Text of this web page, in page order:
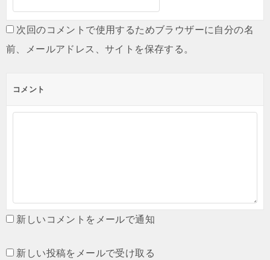
次回のコメントで使用するためブラウザーに自分の名
前、メールアドレス、サイトを保存する。
コメント
新しいコメントをメールで通知
新しい投稿をメールで受け取る